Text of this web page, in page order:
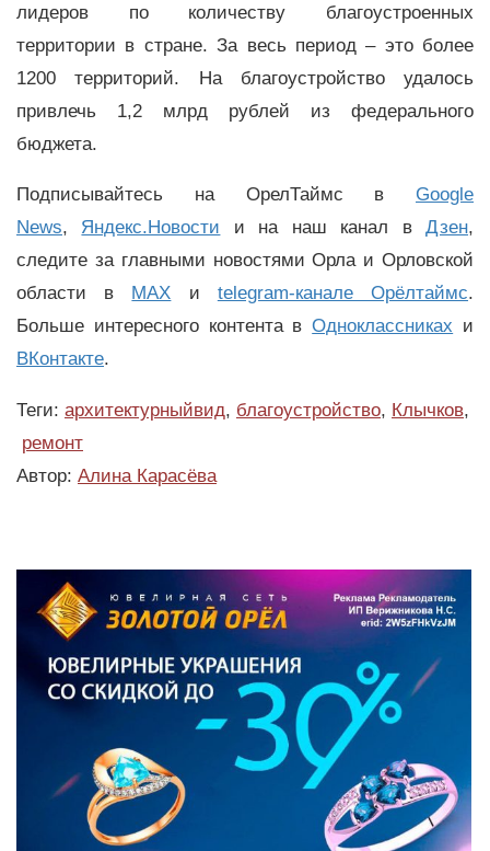
лидеров по количеству благоустроенных
территории в стране. За весь период – это более
1200 территорий. На благоустройство удалось
привлечь 1,2 млрд рублей из федерального
бюджета.
Подписывайтесь на ОрелТаймс в Google
News, Яндекс.Новости и на наш канал вДзен,
следите за главными новостями Орла и Орловской
области в MAX и telegram-канале Орёлтаймс.
Больше интересного контента вОдноклассниках и
ВКонтакте.
Теги: архитектурныйвид, благоустройство, Клычков,
ремонт
Автор: Алина Карасёва